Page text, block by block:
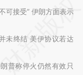
可接受” 伊朗方面表示
未终结 美伊协议若达
普称停火仍然有效只